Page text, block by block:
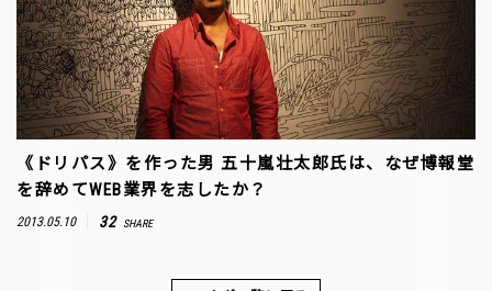
《ドリパス》を作った男 五十嵐壮太郎氏は、なぜ博報堂
を辞めてWEB業界を志したか？
2013.05.10 32 SHARE